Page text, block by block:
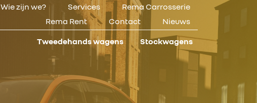
Wie zijn we? Services
Rema Carrosserie
Rema Rent
Contact Nieuws
Tweedehands wagens Stockwagens